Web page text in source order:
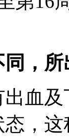
，
及
，